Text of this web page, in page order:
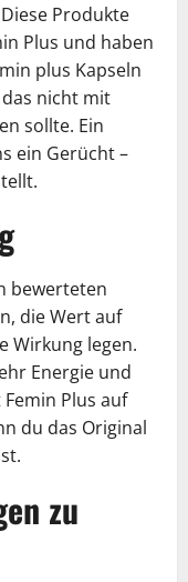
Produkte
Plus und haben
plus Kapseln
nicht mit
sollte. Ein
ein Gerücht –
bewerteten
die Wert auf
Wirkung legen.
Energie und
Plus auf
du das Original
zu